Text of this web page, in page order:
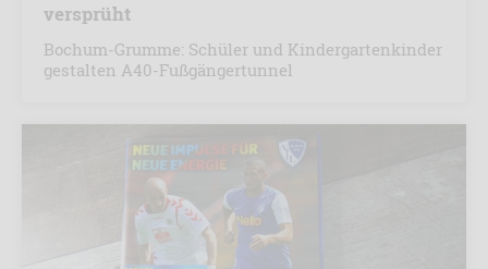
versprüht
Bochum-Grumme: Schüler und Kindergartenkinder
gestalten A40-Fußgängertunnel